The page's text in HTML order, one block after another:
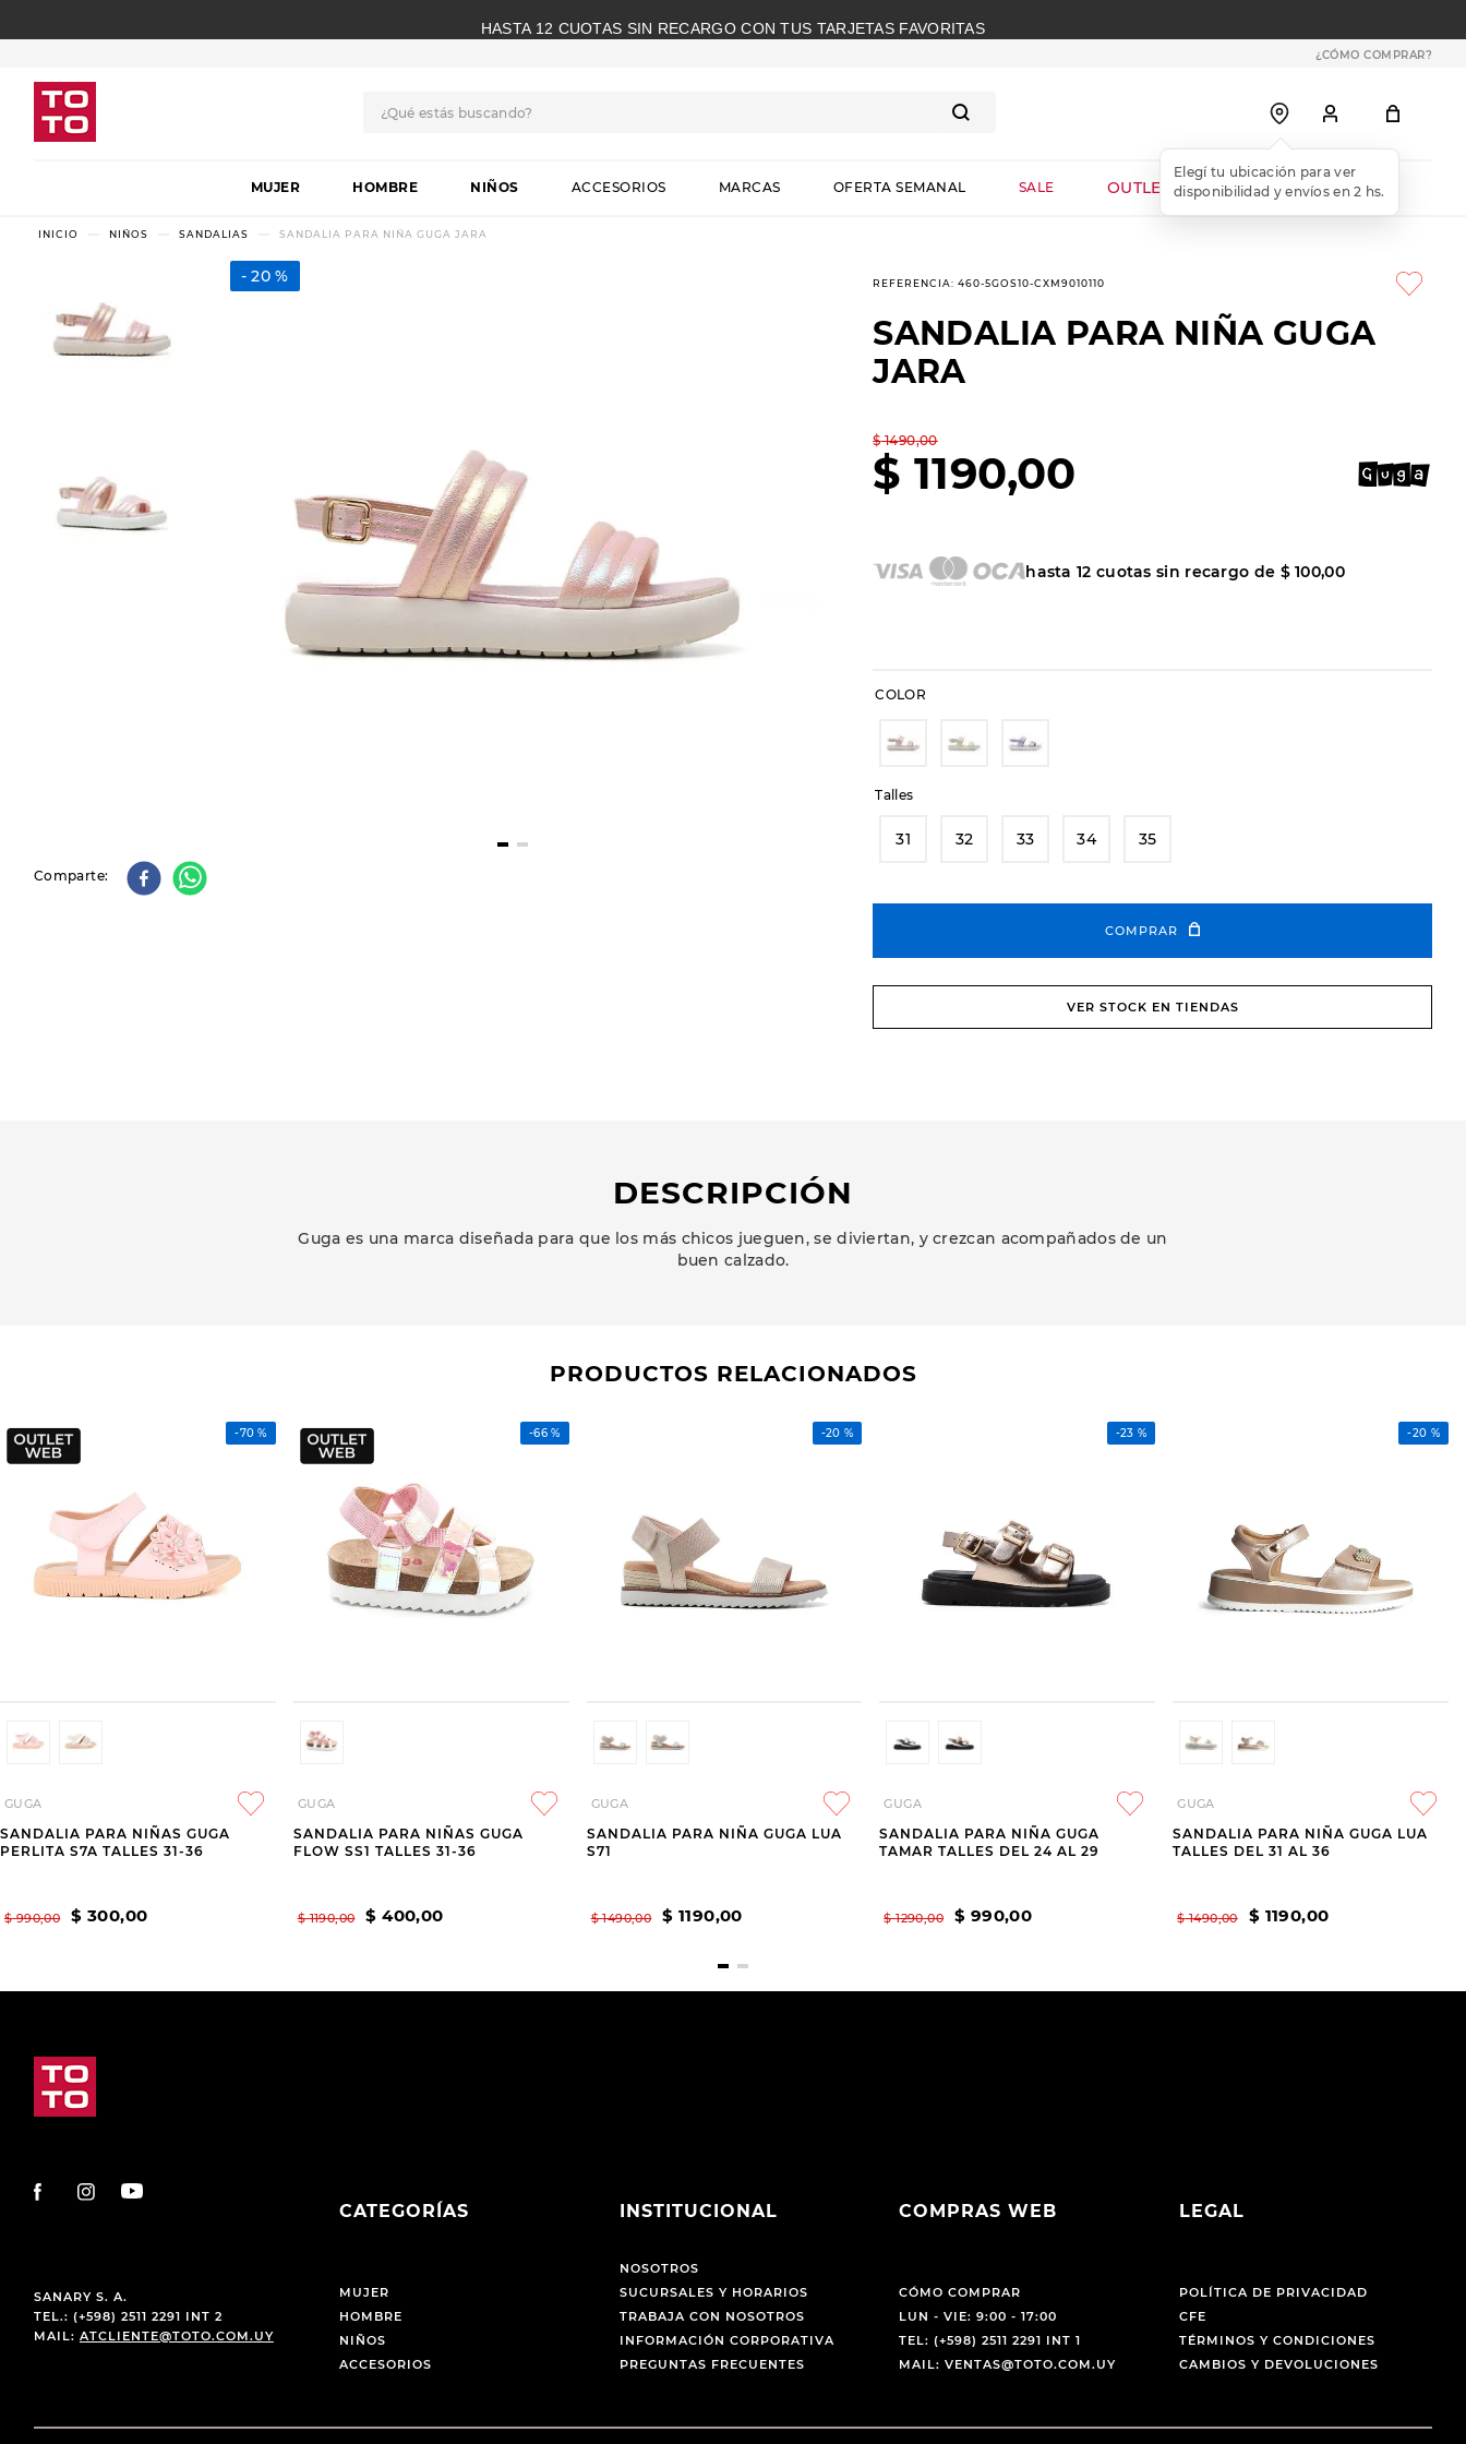
HASTA 12 CUOTAS SIN RECARGO CON TUS TARJETAS FAVORITAS
¿CÓMO COMPRAR?
MUJER HOMBRE NIÑOS ACCESORIOS MARCAS OFERTA SEMANAL SALE OUTLET WEB
NIÑOS SANDALIAS SANDALIA PARA NIÑA GUGA JARA
20 %
Comparte
REFERENCIA:460-5GOS10-CXM9010110
SANDALIA PARA NIÑA GUGA
JARA
$ 1490,00
$ 1190,00
hasta12 cuotas sin recargo de $ 100,00
COLOR
Talles
31 32 33 34 35
COMPRAR
VER STOCK EN TIENDAS
DESCRIPCIÓN
Guga es una marca diseñada para que los más chicos jueguen, se diviertan, y crezcan acompañados de un
buen calzado.
PRODUCTOS RELACIONADOS
-70 %
GUGA
SANDALIA PARA NIÑAS GUGA
PERLITA S7A TALLES 31-36
$ 990,00 $ 300,00
-66 %
GUGA
SANDALIA PARA NIÑAS GUGA
FLOW SS1 TALLES 31-36
$ 1190,00 $ 400,00
-20 %
GUGA
SANDALIA PARA NIÑA GUGA LUA
S71
$ 1490,00 $ 1190,00
-23 %
GUGA
SANDALIA PARA NIÑA GUGA
TAMAR TALLES DEL 24 AL 29
$ 1290,00 $ 990,00
-20 %
GUGA
SANDALIA PARA NIÑA GUGA LUA
TALLES DEL 31 AL 36
$ 1490,00 $ 1190,00
SANARY S. A.
TEL.: (+598) 2511 2291 INT 2
MAIL: ATCLIENTE@TOTO.COM.UY
CATEGORÍAS
MUJER
HOMBRE
NIÑOS
ACCESORIOS
INSTITUCIONAL
NOSOTROS
SUCURSALES Y HORARIOS
TRABAJA CON NOSOTROS
INFORMACIÓN CORPORATIVA
PREGUNTAS FRECUENTES
COMPRAS WEB
CÓMO COMPRAR
LUN - VIE: 9:00 - 17:00
TEL: (+598) 2511 2291 INT 1
MAIL: VENTAS@TOTO.COM.UY
LEGAL
POLÍTICA DE PRIVACIDAD
CFE
TÉRMINOS Y CONDICIONES
CAMBIOS Y DEVOLUCIONES
1.
botas
2.
skechers
3.
.
slip-ins
10. botas dama